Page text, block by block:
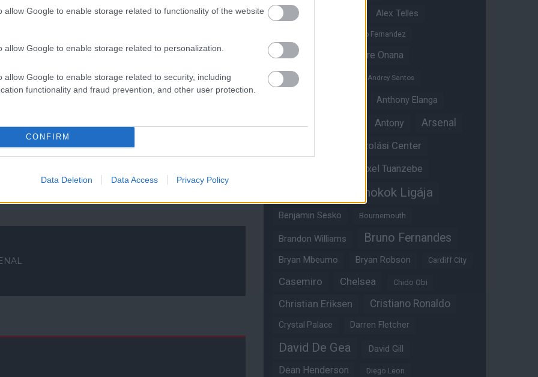
allow Google to enable storage related to functionality of the website
allow Google to enable storage related to personalization.
allow Google to enable storage related to security, including
functionality and fraud prevention, and other user protection.
CONFIRM
Data Deletion Data Access Privacy Policy
a névjegyüket, jól akartak teljesíteni és talán
megoldáshoz."
on is!
működését!
Alejandro Garnacho Alex Telles
Alvaro Fernandez
Amad Diallo
Andre Onana
Andreas Pereira
Andrey Santos
Anthony Elanga
Antony Arsenal
Átigazolási Center
Axel Tuanzebe
Bajnokok Ligája
Benjamin Sesko Bournemouth
Brandon Williams Bruno Fernandes
Bryan Mbeumo Bryan Robson Cardiff City
Casemiro Chelsea Chido Obi
Christian Eriksen Cristiano Ronaldo
Crystal Palace Darren Fletcher
David De Gea David Gill
Dean Henderson Diego Leon